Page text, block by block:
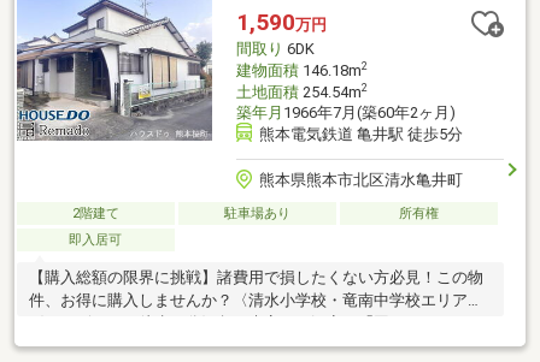
見学（30分～）・類似物件の内覧（30分～）・ご希望条件のご相
談（30分～）・資金計画のご相談（30分～）
1,590万円
間取り 6DK
建物面積146.18m2
土地面積254.54m2
築年月 1966年7月(築60年2ヶ月)
熊本電気鉄道 亀井駅 徒歩5分
熊本県熊本市北区清水亀井町
2階建て 駐車場あり
所有権
即入居可
【購入総額の限界に挑戦】諸費用で損したくない方必見！この物
件、お得に購入しませんか？〈清水小学校・竜南中学校エリア〉
解決。もう買い忘れも怖くない！〈暖かな陽が差し込むリビン